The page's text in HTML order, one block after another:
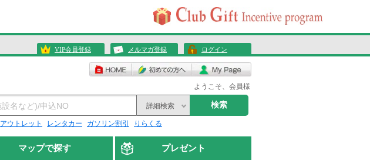
VIP会員登録 メルマガ登録 ログイン
ようこそ、会員様
詳細検索 検索
アウトレット レンタカー ガソリン割引 りらくる
マップで探す プレゼント